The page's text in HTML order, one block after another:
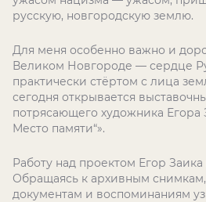
русскую, новгородскую землю.
Для меня особенно важно и
Великом Новгороде — сердце
практически стёртом с лица
сегодня открывается
потрясающего художника Егора
Место памяти“».
Работу над проектом Егор Заика
Обращаясь к архивным
документам и воспоминаниям